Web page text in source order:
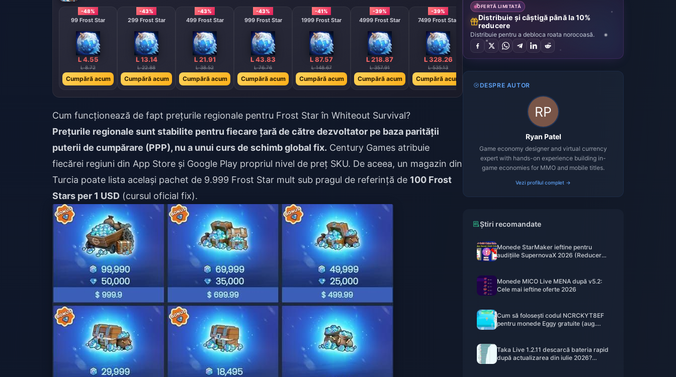
-48%
99 Frost Star
L 4.55
L 8.72
Cumpără acum
-43%
299 Frost Star
L 13.14
L 22.88
Cumpără acum
-43%
499 Frost Star
L 21.91
L 38.52
Cumpără acum
-43%
999 Frost Star
L 43.83
L 76.76
Cumpără acum
-41%
1999 Frost Star
L 87.57
L 148.67
Cumpără acum
-39%
4999 Frost Star
L 218.87
L 357.91
Cumpără acum
-39%
7499 Frost Star
L 328.26
L 535.13
Cumpără acum
-43%
9999 Frost Star
L 437.70
Cum funcționează de fapt prețurile regionale pentru Frost Star în Whiteout Survival?
Prețurile regionale sunt stabilite pentru fiecare țară de către dezvoltator pe baza parității
puterii de cumpărare (PPP), nu a unui curs de schimb global fix. Century Games atribuie
fiecărei regiuni din App Store și Google Play propriul nivel de preț SKU. De aceea, un magazin din
Turcia poate lista același pachet de 9.999 Frost Star mult sub pragul de referință de 100 Frost
Stars per 1 USD (cursul oficial fix).
OFERTĂ LIMITATĂ
Distribuie și câștigă până la 10%
reducere
Distribuie pentru a debloca roata norocoasă.
DESPRE AUTOR
Ryan Patel
Game economy designer and virtual currency
expert with hands-on experience building in-
game economies for MMO and mobile titles.
Vezi profilul complet →
Știri recomandate
Monede StarMaker ieftine pentru
audițiile SupernovaX 2026 (Reducere
Monede MICO Live MENA după v5.2:
Cele mai ieftine oferte 2026
Cum să folosești codul NCRCKYT8EF
pentru monede Eggy gratuite (aug.
Taka Live 1.2.11 descarcă bateria rapid
după actualizarea din iulie 2026?